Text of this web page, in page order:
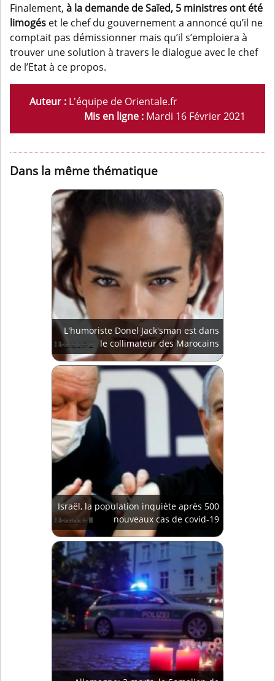
Finalement, à la demande de Saïed, 5 ministres ont été
limogés et le chef du gouvernement a annoncé qu’il ne
comptait pas démissionner mais qu’il s’emploiera à
trouver une solution à travers le dialogue avec le chef
de l’Etat à ce propos.
Auteur : L'équipe de Orientale.fr
Mis en ligne : Mardi 16 Février 2021
Dans la même thématique
L'humoriste Donel Jack'sman est dans
le collimateur des Marocains
Israël, la population inquiète après 500
nouveaux cas de covid-19